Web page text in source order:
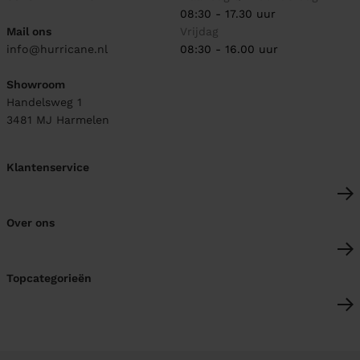
Mail ons
info@hurricane.nl
Showroom
Handelsweg 1
3481 MJ Harmelen
08:30 - 17.30 uur
Vrijdag
08:30 - 16.00 uur
Klantenservice
Over ons
Topcategorieën